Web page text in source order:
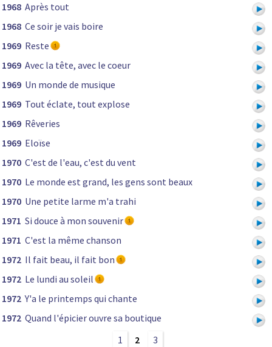
1968 Après tout
1968 Ce soir je vais boire
1969 Reste
1969 Avec la tête, avec le coeur
1969 Un monde de musique
1969 Tout éclate, tout explose
1969 Rêveries
1969 Eloïse
1970 C'est de l'eau, c'est du vent
1970 Le monde est grand, les gens sont beaux
1970 Une petite larme m'a trahi
1971 Si douce à mon souvenir
1971 C'est la même chanson
1972 Il fait beau, il fait bon
1972 Le lundi au soleil
1972 Y'a le printemps qui chante
1972 Quand l'épicier ouvre sa boutique
1
2 3